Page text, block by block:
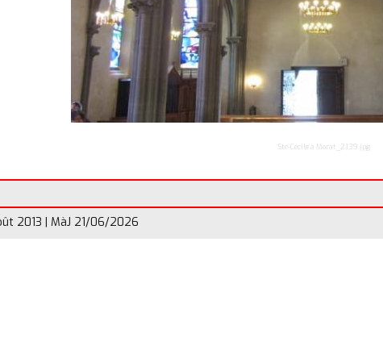
Ste-Cécile à Morat_2139.jpg
2013 | MàJ 21/06/2026